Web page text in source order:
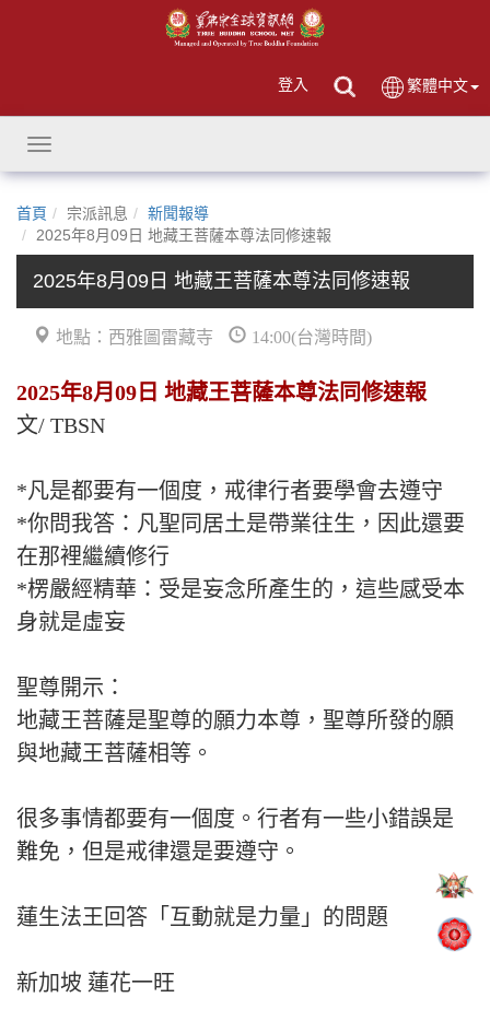
登入 繁體中文
Toggle
navigation
首頁 宗派訊息
新聞報導
2025年8月09日 地藏王菩薩本尊法同修速報
2025年8月09日 地藏王菩薩本尊法同修速報
地點：西雅圖雷藏寺 14:00(台灣時間)
2025年8月09日 地藏王菩薩本尊法同修速報
文/ TBSN
*凡是都要有一個度，戒律行者要學會去遵守
*你問我答：凡聖同居土是帶業往生，因此還要
在那裡繼續修行
*楞嚴經精華：受是妄念所產生的，這些感受本
身就是虛妄
聖尊開示：
地藏王菩薩是聖尊的願力本尊，聖尊所發的願
與地藏王菩薩相等。
很多事情都要有一個度。行者有一些小錯誤是
難免，但是戒律還是要遵守。
蓮生法王回答「互動就是力量」的問題
新加坡 蓮花一旺